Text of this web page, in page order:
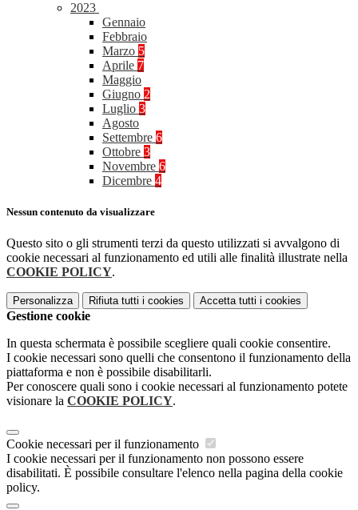
2023
Gennaio
Febbraio
Marzo 5
Aprile 7
Maggio
Giugno 2
Luglio 3
Agosto
Settembre 6
Ottobre 3
Novembre 6
Dicembre 4
Nessun contenuto da visualizzare
Questo sito o gli strumenti terzi da questo utilizzati si avvalgono di
cookie necessari al funzionamento ed utili alle finalità illustrate nella
COOKIE POLICY.
Personalizza Rifiuta tutti i cookies Accetta tutti i cookies
Gestione cookie
In questa schermata è possibile scegliere quali cookie consentire.
I cookie necessari sono quelli che consentono il funzionamento della
piattaforma e non è possibile disabilitarli.
Per conoscere quali sono i cookie necessari al funzionamento potete
visionare la COOKIE POLICY.
Cookie necessari per il funzionamento
I cookie necessari per il funzionamento non possono essere
disabilitati. È possibile consultare l'elenco nella pagina della cookie
policy.